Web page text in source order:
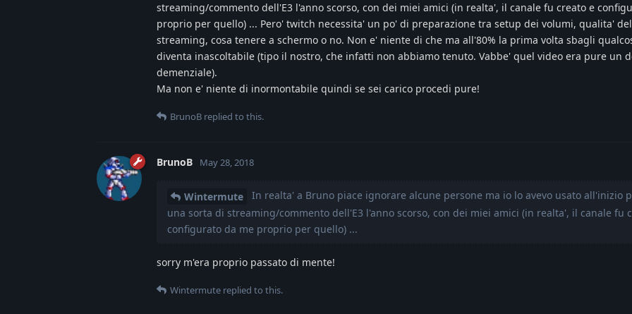
streaming/commento dell'E3 l'anno scorso, con dei miei amici (in realta', il canale fu creato e
proprio per quello) ... Pero' twitch necessita' un po' di preparazione tra setup dei volumi, qualita'
streaming, cosa tenere a schermo o no. Non e' niente di che ma all'80% la prima volta sbagli
diventa inascoltabile (tipo il nostro, che infatti non abbiamo tenuto. Vabbe' quel video era pure un
demenziale).
Ma non e' niente di inormontabile quindi se sei carico procedi pure!
BrunoB replied to this.
BrunoB May 28, 2018
Wintermute
In realta' a Bruno piace ignorare alcune persone ma io lo avevo usato all'inizio
una sorta di streaming/commento dell'E3 l'anno scorso, con dei miei amici (in realta', il canale fu
configurato da me proprio per quello) ...
sorry m'era proprio passato di mente!
Wintermute replied to this.